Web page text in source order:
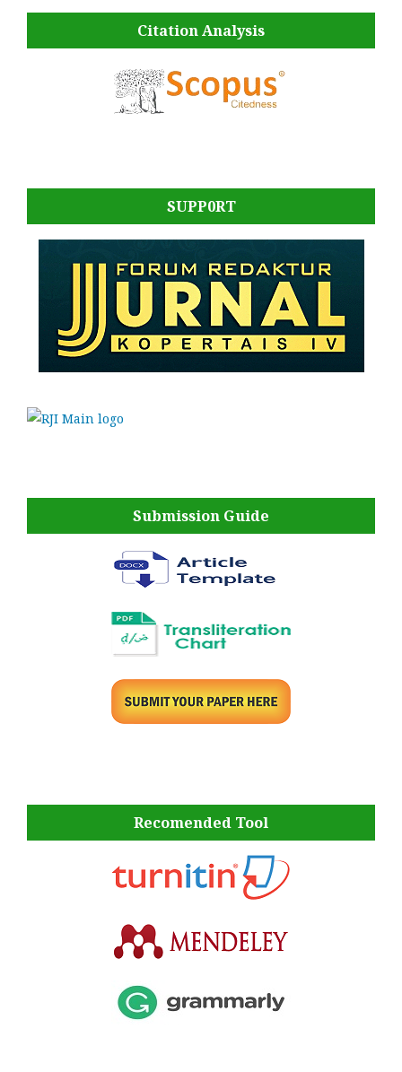
Citation Analysis
SUPP0RT
Submission Guide
Recomended Tool